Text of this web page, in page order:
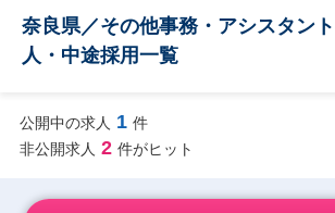
奈良県／その他事務・アシスタン
人・中途採用一覧
公開中の求人 1 件
非公開求人 2 件がヒット